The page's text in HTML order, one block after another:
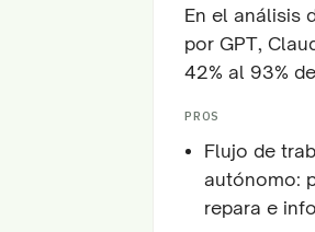
En el análisis
por GPT,
42% al 93%
PROS
Flujo de
autónomo:
repara e